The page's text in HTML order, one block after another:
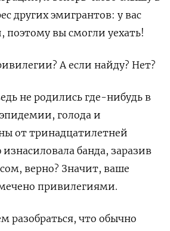
других эмигрантов: у вас
вы смогли уехать!
А если найду? Нет?
не родились где-нибудь в
голода и
от тринадцатилетней
банда, заразив
верно? Значит, ваше
привилегиями.
разобраться, что обычно